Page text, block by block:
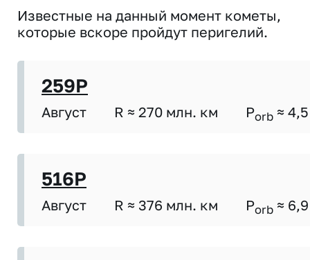
Известные на данный момент кометы,
которые вскоре пройдут перигелий.
259P
Август R ≈ 270 млн. км Porb ≈ 4,5
516P
Август R ≈ 376 млн. км Porb ≈ 6,9